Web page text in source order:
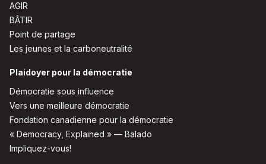
AGIR
BÂTIR
Point de partage
Les jeunes et la carboneutralité
Plaidoyer pour la démocratie
Démocratie sous influence
Vers une meilleure démocratie
Fondation canadienne pour la démocratie
« Democracy, Explained » — Balado
Impliquez-vous!